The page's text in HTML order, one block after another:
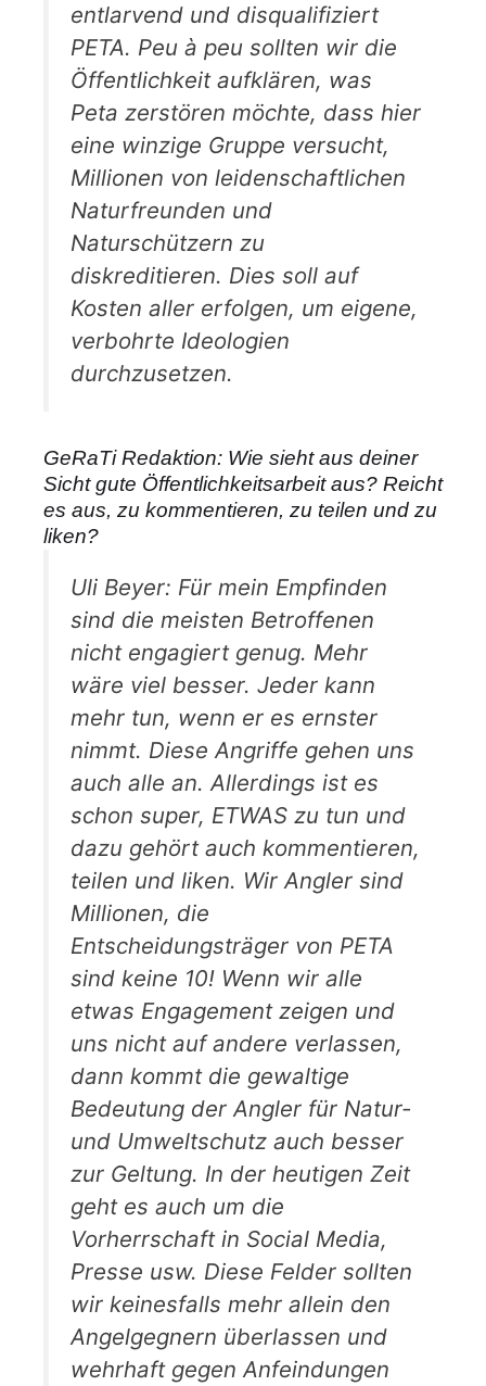
entlarvend und disqualifiziert
PETA. Peu à peu sollten wir die
Öffentlichkeit aufklären, was
Peta zerstören möchte, dass hier
eine winzige Gruppe versucht,
Millionen von leidenschaftlichen
Naturfreunden und
Naturschützern zu
diskreditieren. Dies soll auf
Kosten aller erfolgen, um eigene,
verbohrte Ideologien
durchzusetzen.
GeRaTi Redaktion: Wie sieht aus deiner
Sicht gute Öffentlichkeitsarbeit aus? Reicht
es aus, zu kommentieren, zu teilen und zu
liken?
Uli Beyer: Für mein Empfinden
sind die meisten Betroffenen
nicht engagiert genug. Mehr
wäre viel besser. Jeder kann
mehr tun, wenn er es ernster
nimmt. Diese Angriffe gehen uns
auch alle an. Allerdings ist es
schon super, ETWAS zu tun und
dazu gehört auch kommentieren,
teilen und liken. Wir Angler sind
Millionen, die
Entscheidungsträger von PETA
sind keine 10! Wenn wir alle
etwas Engagement zeigen und
uns nicht auf andere verlassen,
dann kommt die gewaltige
Bedeutung der Angler für Natur-
und Umweltschutz auch besser
zur Geltung. In der heutigen Zeit
geht es auch um die
Vorherrschaft in Social Media,
Presse usw. Diese Felder sollten
wir keinesfalls mehr allein den
Angelgegnern überlassen und
wehrhaft gegen Anfeindungen